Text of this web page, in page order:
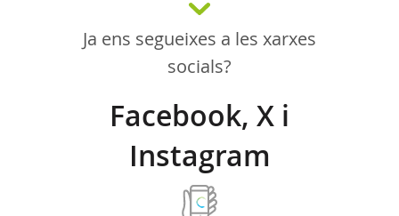
Ja ens segueixes a les xarxes
socials?
Facebook, X i
Instagram